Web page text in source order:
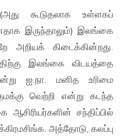
கூடுதலாக உள்ளகப்
இருந்தாலும்) இலங்கை
அறியக் கிடைக்கின்றது.
இலங்கை விடயத்தை
ஐ.நா. மனித உரிமை
வெற்றி என்று கடந்த
ஆசிரியர்களின் சந்திப்பில்
அத்தோடு, கலப்பு